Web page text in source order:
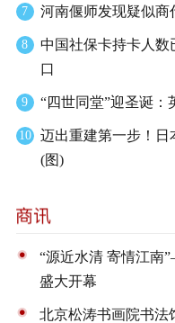
7 河南偃师发现疑似商
8
中国社保卡持卡人数
口
9 “四世同堂”迎圣诞：
10
迈出重建第一步！日
(图)
“源近水清 寄情江
盛大开幕
北京松涛书画院书法